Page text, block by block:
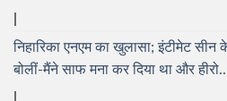
निहारिका एनएम का खुलासा; इंटीमेट
बोलीं-मैंने साफ मना कर दिया था और